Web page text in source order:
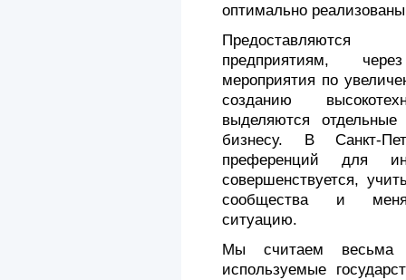
оптимально
предприятиям,
мероприятия по
созданию
выделяются
бизнесу. В Санкт-
преференций для
совершенствуется,
сообщества и
ситуацию.
Мы считаем весьма
используемые